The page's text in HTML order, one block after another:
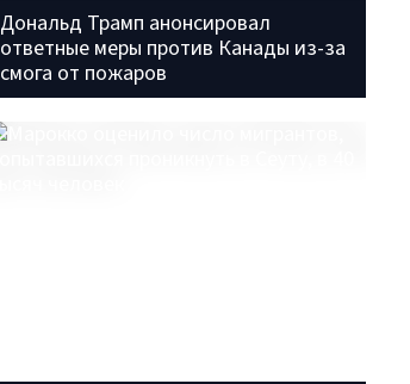
Дональд Трамп анонсировал
ответные меры против Канады из-за
смога от пожаров